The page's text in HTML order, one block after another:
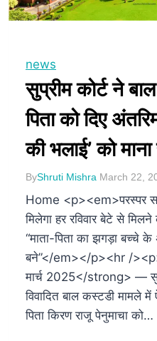
news
सुप्रीम कोर्ट ने
पिता को दिए
की भलाई’ को माना
ByShruti Mishra March 22,
Home <p><em>परस्पर
मिलेगा हर रविवार बेटे से
“माता-पिता का झगड़ा बच्चे के
बने”</em></p><hr /
मार्च 2025</strong> —
विवादित बाल कस्टडी मामले
पिता किरण राजू पेनुमाचा को…